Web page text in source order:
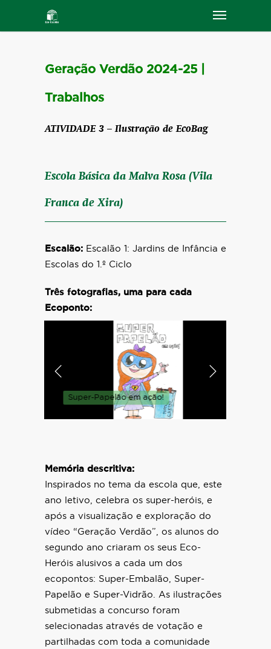
Geração Verdão 2024-25 |
Trabalhos
ATIVIDADE 3 – Ilustração deEcoBag
Escola Básica da Malva Rosa (Vila
Franca de Xira)
Escalão: Escalão 1: Jardins de Infância e
Escolas do 1.º Ciclo
Três fotografias, uma para cada
Ecoponto:
Super-Papelão em ação!
Memória descritiva:
Inspirados no tema da escola que, este
ano letivo, celebra os super-heróis, e
após a visualização e exploração do
vídeo “Geração Verdão”, os alunos do
segundo ano criaram os seus Eco-
Heróis alusivos a cada um dos
ecopontos: Super-Embalão, Super-
Papelão e Super-Vidrão. As ilustrações
submetidas a concurso foram
selecionadas através de votação e
partilhadas com toda a comunidade